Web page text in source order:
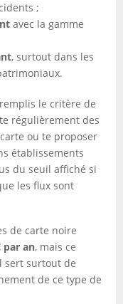
;
avec la gamme
, surtout dans les
le critère de
régulièrement des
ou te proposer
établissements
du seuil affiché si
les flux sont
de carte noire
par an, mais ce
sert surtout de
de ce type de